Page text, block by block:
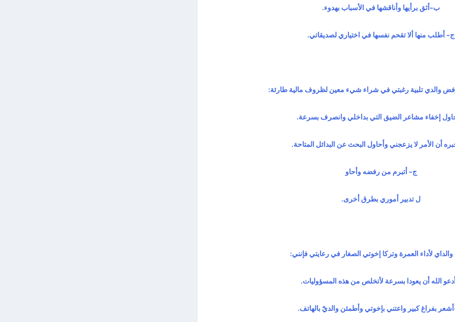
ب‌-أثق برأيها وأناقشها في الأسباب بهدوء.
ج- أطلب منها ألا تقحم نفسها في اختياري لصديقاتي.
إخفاء مشاعر الضيق التي بداخلي وانصرف بسرعة.
أن الأمر لا يزعجني وأحاول البحث عن البدائل المتاحة.
ج- أتبرم من رفضه وأحاو
ل تدبير أموري بطرق أخرى.
لأداء العمرة وتركا إخوتي الصغار في رعايتي فإنني:
الله أن يعودا بسرعة لأتخلص من هذه المسؤوليات.
بفراغ كبير واعتني بإخوتي وأطمئن والديّ بالهاتف.